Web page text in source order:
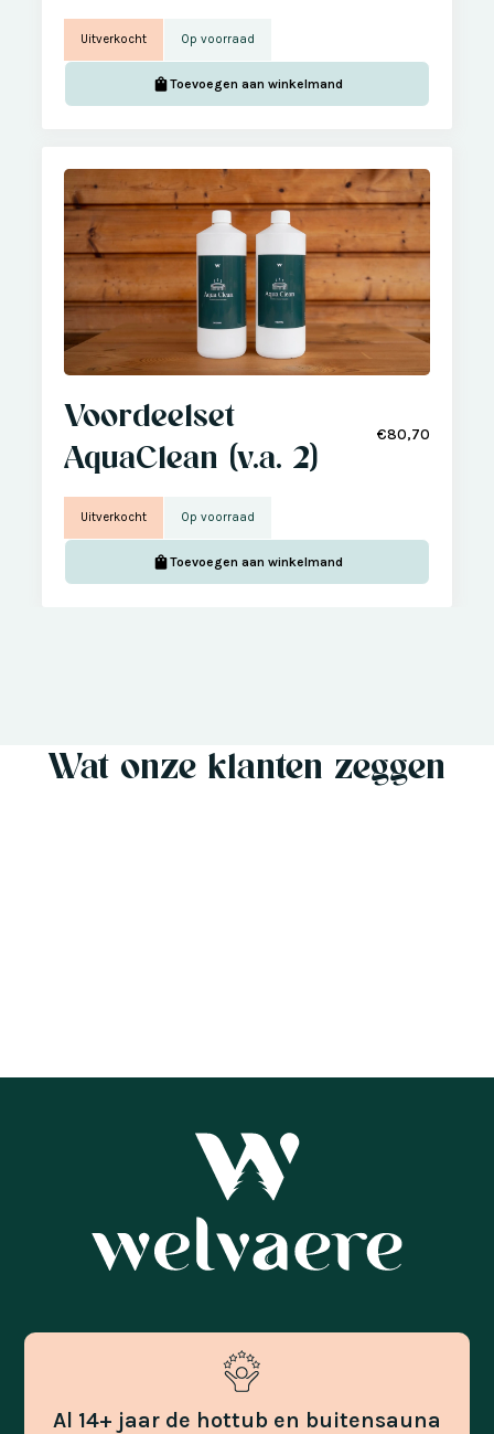
Uitverkocht Op voorraad
Toevoegen aan winkelmand
Voordeelset
AquaClean (v.a. 2)
€80,70
Uitverkocht Op voorraad
Toevoegen aan winkelmand
Wat onze klanten zeggen
Al 14+ jaar de hottub en buitensauna